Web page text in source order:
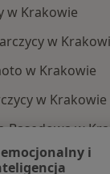
w Krakowie
w
w Krakowie
w Krakowie
Basedowa w
i